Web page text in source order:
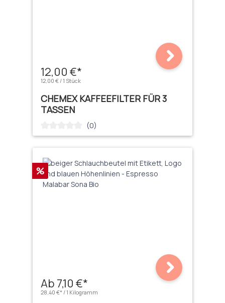
12,00 €*
12,00 € / 1 Stück
CHEMEX KAFFEEFILTER FÜR 3
TASSEN
Durchschnittliche Bewertung von 0 von 5 Sternen
(0)
Rabatt
%
Ab 7,10 €*
28,40 €* / 1 Kilogramm